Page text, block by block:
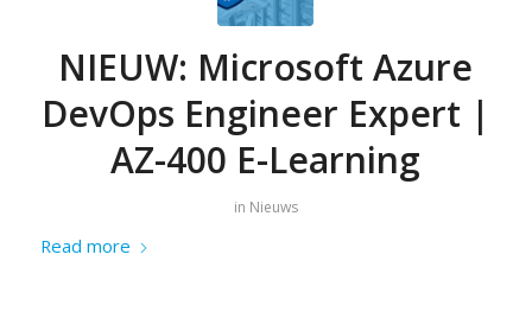
NIEUW: Microsoft Azure
DevOps Engineer Expert |
AZ-400 E-Learning
in Nieuws
Read more